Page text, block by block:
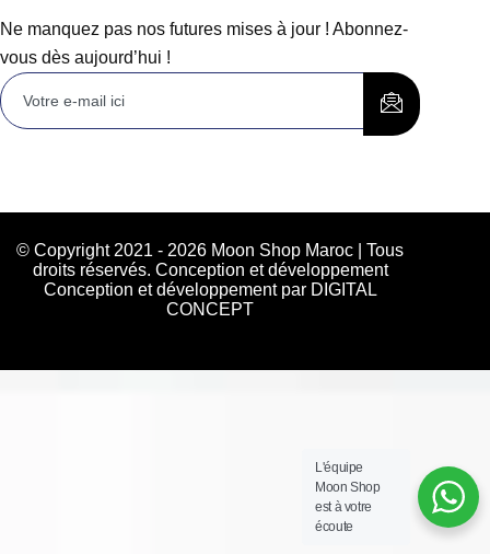
Ne manquez pas nos futures mises à jour ! Abonnez-
vous dès aujourd’hui !
© Copyright 2021 - 2026 Moon Shop Maroc | Tous
droits réservés. Conception et développement
Conception et développement par DIGITAL
CONCEPT
L'équipe
Moon Shop
est à votre
écoute